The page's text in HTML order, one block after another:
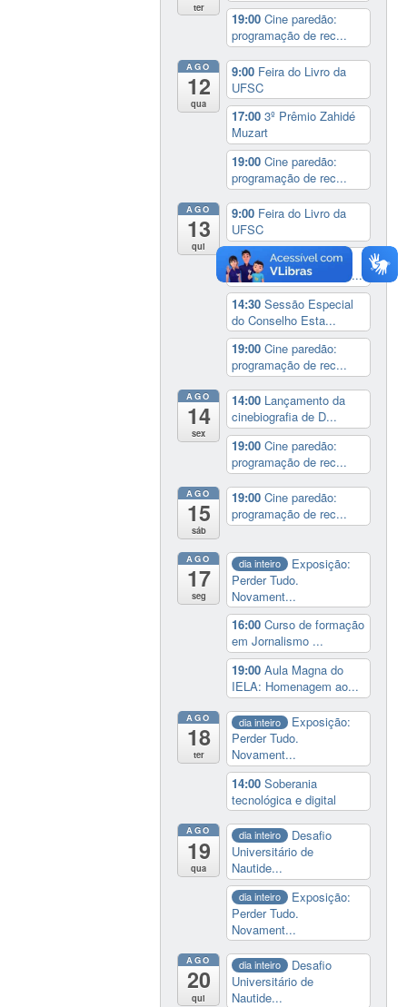
ter
19:00Cine paredão:
programação de rec...
AGO
12
qua
9:00 Feira do Livro da
UFSC
17:003º Prêmio Zahidé
Muzart
19:00Cine paredão:
programação de rec...
AGO
13
qui
9:00 Feira do Livro da
UFSC
14:00 Seminário
Internacional ‘Ninguém...
14:30Sessão Especial
do Conselho Esta...
19:00Cine paredão:
programação de rec...
AGO
14
sex
14:00 Lançamento da
cinebiografia de D...
19:00Cine paredão:
programação de rec...
AGO
15
sáb
19:00Cine paredão:
programação de rec...
AGO
17
seg
dia inteiro
Exposição:
Perder Tudo.
Novament...
16:00Curso de formação
em Jornalismo ...
19:00Aula Magna do
IELA: Homenagem ao...
AGO
18
ter
dia inteiro
Exposição:
Perder Tudo.
Novament...
14:00Soberania
tecnológica e digital
AGO
19
qua
dia inteiro
Desafio
Universitário de
Nautide...
dia inteiro
Exposição:
Perder Tudo.
Novament...
AGO
20
qui
dia inteiro
Desafio
Universitário de
Nautide...